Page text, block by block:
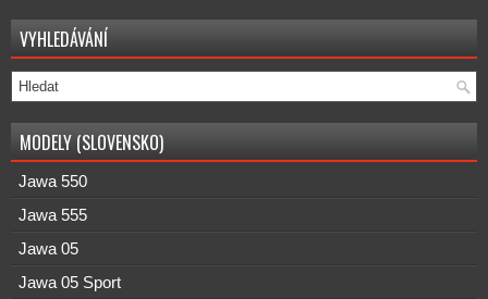
VYHLEDÁVÁNÍ
MODELY (SLOVENSKO)
Jawa 550
Jawa 555
Jawa 05
Jawa 05 Sport